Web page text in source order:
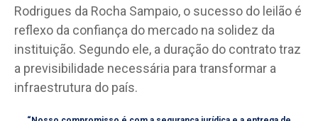
Rodrigues da Rocha Sampaio, o sucesso do leilão é
reflexo da confiança do mercado na solidez da
instituição. Segundo ele, a duração do contrato traz
a previsibilidade necessária para transformar a
infraestrutura do país.